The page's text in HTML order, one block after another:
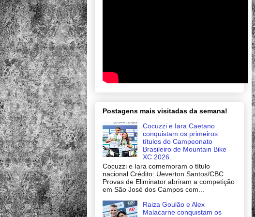
Postagens mais visitadas da semana!
Cocuzzi e Iara Caetano
conquistam os primeiros
títulos do Campeonato
Brasileiro de Mountain Bike
XC 2026
Cocuzzi e Iara comemoram o título
nacional Crédito: Ueverton Santos/CBC
Provas de Eliminator abriram a competição
em São José dos Campos com...
Raiza Goulão e Alex
Malacarne conquistam os